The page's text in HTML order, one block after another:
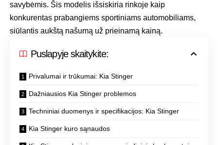
savybėmis. Šis modelis išsiskiria rinkoje kaip
konkurentas prabangiems sportiniams automobiliams,
siūlantis aukštą našumą už prieinamą kainą.
Puslapyje skaitykite:
Privalumai ir trūkumai: Kia Stinger
Dažniausios Kia Stinger problemos
Techniniai duomenys ir specifikacijos: Kia Stinger
Kia Stinger kuro sąnaudos